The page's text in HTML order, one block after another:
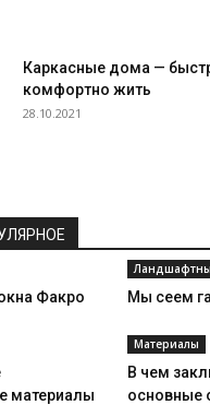
Каркасные дома —
комфортно жить
28.10.2021
Факро Мы сеем
материалы
Материалы
В чем
основные